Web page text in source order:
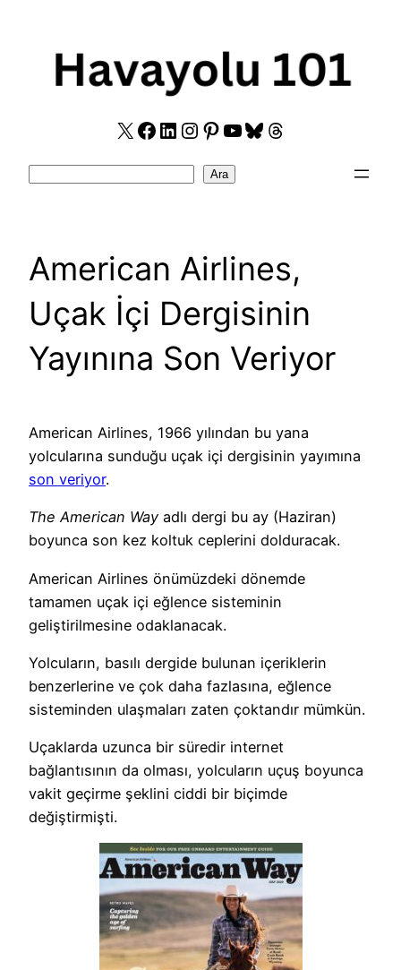
X Facebook
LinkedIn
Instagram
Pinterest
YouTube
Bluesky
Threads
Ara
American Airlines,
Uçak İçi Dergisinin
Yayınına Son Veriyor
American Airlines, 1966 yılından bu yana
yolcularına sunduğu uçak içi dergisinin yayımına
son veriyor.
The American Way adlı dergi bu ay (Haziran)
boyunca son kez koltuk ceplerini dolduracak.
American Airlines önümüzdeki dönemde
tamamen uçak içi eğlence sisteminin
geliştirilmesine odaklanacak.
Yolcuların, basılı dergide bulunan içeriklerin
benzerlerine ve çok daha fazlasına, eğlence
sisteminden ulaşmaları zaten çoktandır mümkün.
Uçaklarda uzunca bir süredir internet
bağlantısının da olması, yolcuların uçuş boyunca
vakit geçirme şeklini ciddi bir biçimde
değiştirmişti.